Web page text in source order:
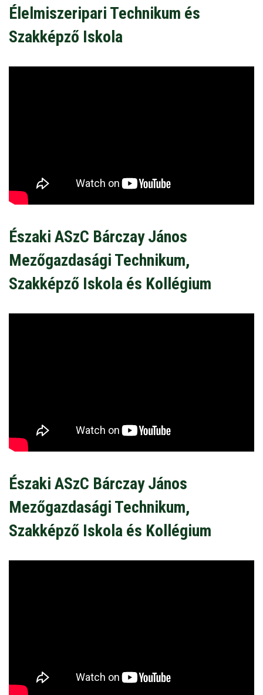
Élelmiszeripari Technikum és
Szakképző Iskola
Északi ASzC Bárczay János
Mezőgazdasági Technikum,
Szakképző Iskola és Kollégium
Északi ASzC Bárczay János
Mezőgazdasági Technikum,
Szakképző Iskola és Kollégium